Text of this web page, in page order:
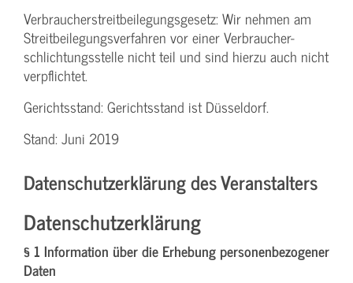
Verbraucher­streitbeilegungs­gesetz: Wir nehmen am
Streit­beilegungs­verfahren vor einer Verbraucher­
schlichtungs­stelle nicht teil und sind hierzu auch nicht
verpflichtet.
Gerichtsstand: Gerichtsstand ist Düsseldorf.
Stand: Juni 2019
Datenschutzerklärung des Veranstalters
Datenschutzerklärung
§ 1 Information über die Erhebung personenbezogener
Daten